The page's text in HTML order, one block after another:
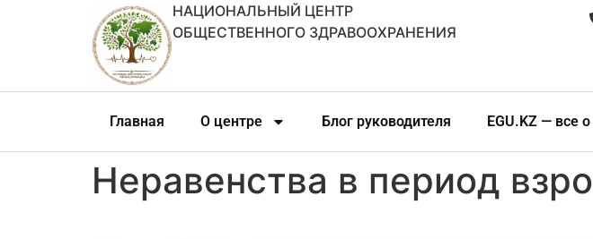
НАЦИОНАЛЬНЫЙ ЦЕНТР
ОБЩЕСТВЕННОГО ЗДРАВООХРАНЕНИЯ
Главная О центре Блог руководителя EGU.KZ — все
Неравенства в период